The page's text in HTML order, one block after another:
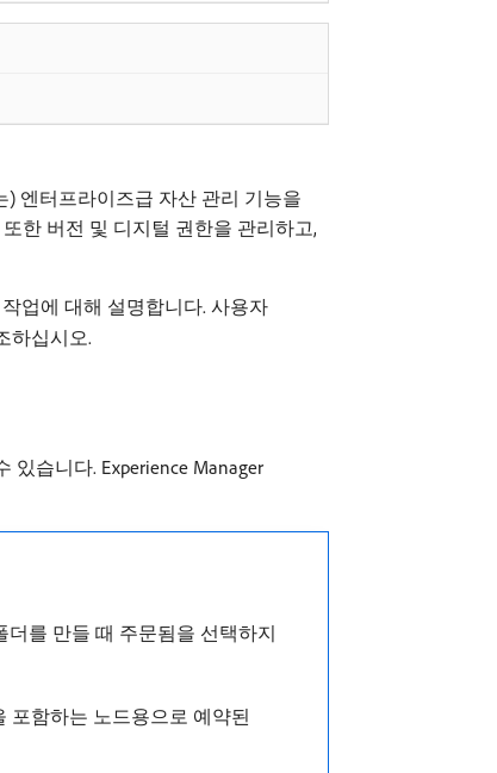
) 엔터프라이즈급 자산 관리 기능을
한 버전 및 디지털 권한을 관리하고,
업에 대해 설명합니다. 사용자
하십시오.
습니다. Experience Manager
더를 만들 때 주문됨을 선택하지
포함하는 노드용으로 예약된